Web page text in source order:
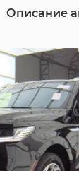
Описание